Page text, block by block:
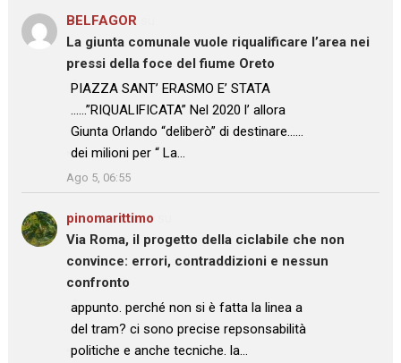
BELFAGOR
La giunta comunale vuole riqualificare l’area nei
pressi della foce del fiume Oreto
: “PIAZZA SANT’ ERASMO E’ STATA
……”RIQUALIFICATA” Nel 2020 l’ allora
Giunta Orlando “deliberò” di destinare……
dei milioni per “ La…
”
Ago 5, 06:55
pinomarittimo
Via Roma, il progetto della ciclabile che non
convince: errori, contraddizioni e nessun
confronto
: “
appunto. perché non si è fatta la linea a
del tram? ci sono precise repsonsabilità
politiche e anche tecniche. la…
”